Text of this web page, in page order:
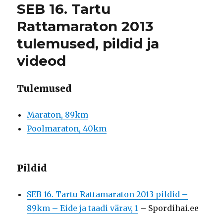
SEB 16. Tartu
Rattamaraton 2013
tulemused, pildid ja
videod
Tulemused
Maraton, 89km
Poolmaraton, 40km
Pildid
SEB 16. Tartu Rattamaraton 2013 pildid –
89km – Eide ja taadi värav, 1 – Spordihai.ee